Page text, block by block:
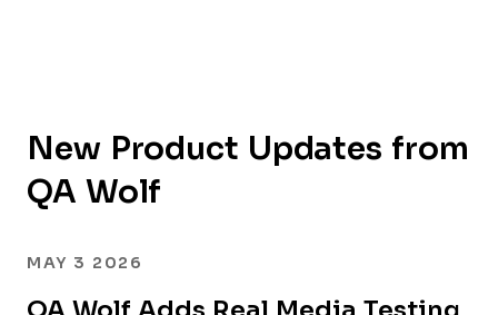
New Product Updates from
QA Wolf
MAY 3 2026